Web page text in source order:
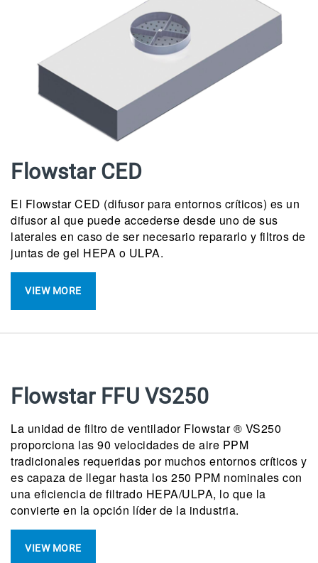
Flowstar CED
El Flowstar CED (difusor para entornos críticos) es un
difusor al que puede accederse desde uno de sus
laterales en caso de ser necesario repararlo y filtros de
juntas de gel HEPA o ULPA.
VIEW MORE
Flowstar FFU VS250
La unidad de filtro de ventilador Flowstar ® VS250
proporciona las 90 velocidades de aire PPM
tradicionales requeridas por muchos entornos críticos y
es capaza de llegar hasta los 250 PPM nominales con
una eficiencia de filtrado HEPA/ULPA, lo que la
convierte en la opción líder de la industria.
VIEW MORE